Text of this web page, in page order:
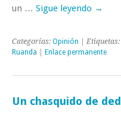
un … Sigue leyendo →
Categorías: Opinión | Etiquetas:
Ruanda
Enlace permanente
Un chasquido de